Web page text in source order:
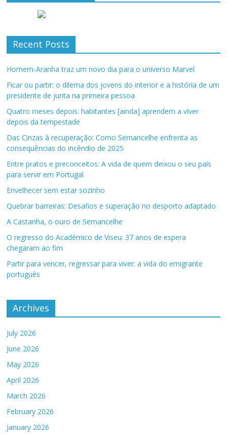
Recent Posts
Homem-Aranha traz um novo dia para o universo Marvel
Ficar ou partir: o dilema dos jovens do interior e a história de um
presidente de junta na primeira pessoa
Quatro meses depois: habitantes [ainda] aprendem a viver
depois da tempestade
Das Cinzas à recuperação: Como Sernancelhe enfrenta as
consequências do incêndio de 2025
Entre pratos e preconceitos: A vida de quem deixou o seu país
para servir em Portugal
Envelhecer sem estar sozinho
Quebrar barreiras: Desafios e superação no desporto adaptado
A Castanha, o ouro de Sernancelhe
O regresso do Académico de Viseu: 37 anos de espera
chegaram ao fim
Partir para vencer, regressar para viver: a vida do emigrante
português
Archives
July 2026
June 2026
May 2026
April 2026
March 2026
February 2026
January 2026